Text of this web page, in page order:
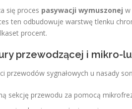
się proces pasywacji wymuszonej w
ten odbudowuje warstwę tlenku
procent.
przewodzącej i mikro-
przewodów sygnałowych u nasady
sekcję przewodu za pomocą